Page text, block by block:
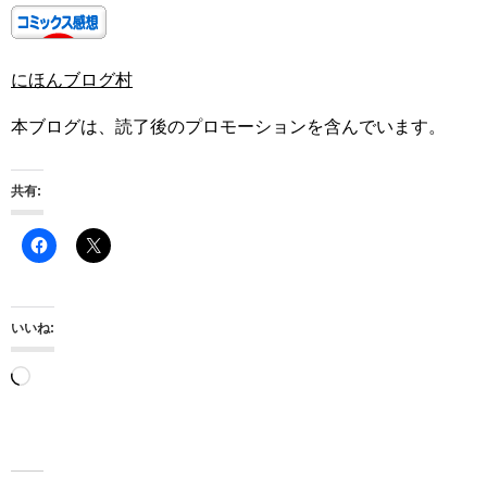
にほんブログ村
本ブログは、読了後のプロモーションを含んでいます。
共有:
いいね:
読
み